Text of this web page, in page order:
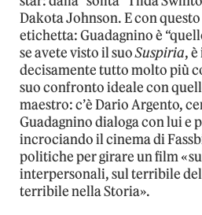
Dakota Johnson. E con
etichetta: Guadagnino è
se avete visto il suoSuspiria,
decisamente tutto molto più
suo confronto ideale con
maestro: c’è Dario Argento,
Guadagnino dialoga con lui e
incrociando il cinema di
politiche per girare un film
interpersonali, sul terribile
terribile nella Storia».